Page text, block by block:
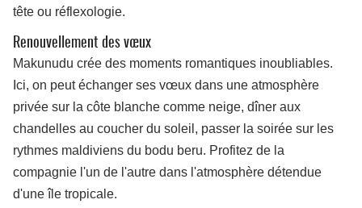
tête ou réflexologie.
Renouvellement des vœux
Makunudu crée des moments romantiques inoubliables.
Ici, on peut échanger ses vœux dans une atmosphère
privée sur la côte blanche comme neige, dîner aux
chandelles au coucher du soleil, passer la soirée sur les
rythmes maldiviens du bodu beru. Profitez de la
compagnie l'un de l'autre dans l'atmosphère détendue
d'une île tropicale.